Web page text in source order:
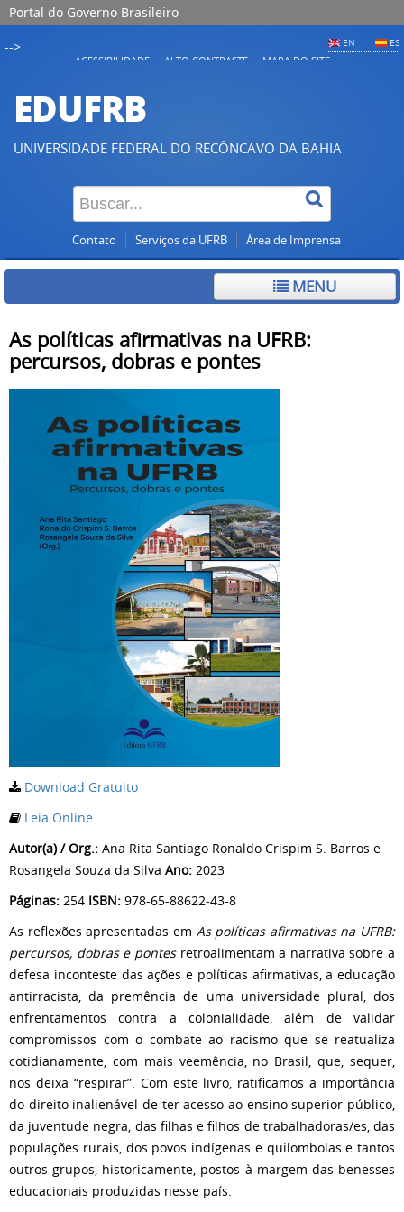
Portal do Governo Brasileiro
EN ES
-->
ACESSIBILIDADE ALTO CONTRASTE MAPA DO SITE
EDUFRB
UNIVERSIDADE FEDERAL DO RECÔNCAVO DA BAHIA
Contato Serviços da UFRB Área de Imprensa
MENU
As políticas afirmativas na UFRB:
percursos, dobras e pontes
Download Gratuito
Leia Online
Autor(a) / Org.: Ana Rita Santiago Ronaldo Crispim S. Barros e
Rosangela Souza da Silva Ano: 2023
Páginas: 254 ISBN: 978-65-88622-43-8
As reflexões apresentadas em As políticas afirmativas na UFRB:
percursos, dobras e pontes retroalimentam a narrativa sobre a
defesa inconteste das ações e políticas afirmativas, a educação
antirracista, da premência de uma universidade plural, dos
enfrentamentos contra a colonialidade, além de validar
compromissos com o combate ao racismo que se reatualiza
cotidianamente, com mais veemência, no Brasil, que, sequer,
nos deixa “respirar”. Com este livro, ratificamos a importância
do direito inalienável de ter acesso ao ensino superior público,
da juventude negra, das filhas e filhos de trabalhadoras/es, das
populações rurais, dos povos indígenas e quilombolas e tantos
outros grupos, historicamente, postos à margem das benesses
educacionais produzidas nesse país.